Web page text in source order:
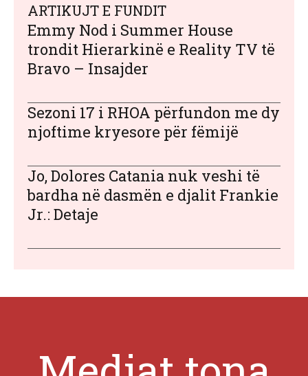
ARTIKUJT E FUNDIT
Emmy Nod i Summer House
trondit Hierarkinë e Reality TV të
Bravo – Insajder
Sezoni 17 i RHOA përfundon me dy
njoftime kryesore për fëmijë
Jo, Dolores Catania nuk veshi të
bardha në dasmën e djalit Frankie
Jr.: Detaje